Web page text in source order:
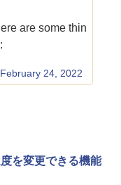
are some thin
February 24, 2022
を変更できる機能